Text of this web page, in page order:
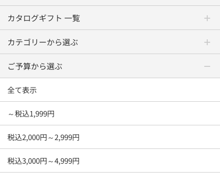
カタログギフト 一覧
カテゴリーから選ぶ
ご予算から選ぶ
全て表示
～税込1,999円
税込2,000円～2,999円
税込3,000円～4,999円